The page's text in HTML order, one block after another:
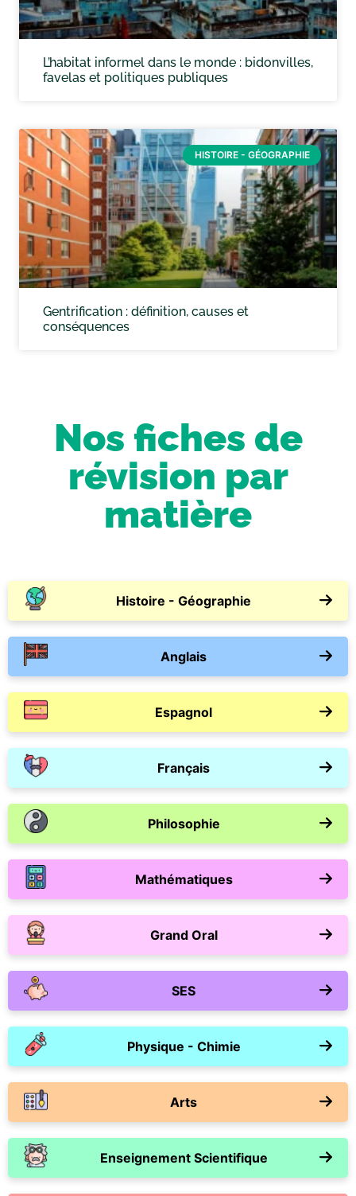
L’habitat informel dans le monde : bidonvilles,
favelas et politiques publiques
HISTOIRE - GÉOGRAPHIE
Gentrification : définition, causes et
conséquences
Nos fiches de
révision par
matière
Histoire - Géographie
Anglais
Espagnol
Français
Philosophie
Mathématiques
Grand Oral
SES
Physique - Chimie
Arts
Enseignement Scientifique